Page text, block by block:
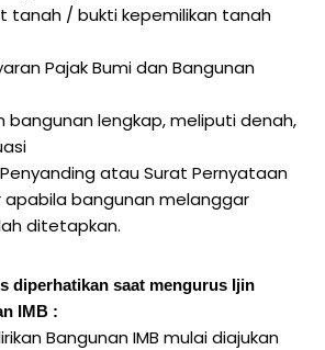
tanah / bukti kepemilikan tanah
Pajak Bumi dan Bangunan
bangunan lengkap, meliputi denah,
atau Surat Pernyataan
apabila bangunan melanggar
ditetapkan.
diperhatikan saat mengurus Ijin
IMB :
Bangunan IMB mulai diajukan